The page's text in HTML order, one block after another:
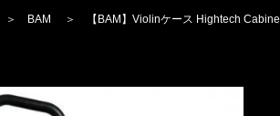
＞ BAM ＞ 【BAM】Violinケース Hightech Cabine